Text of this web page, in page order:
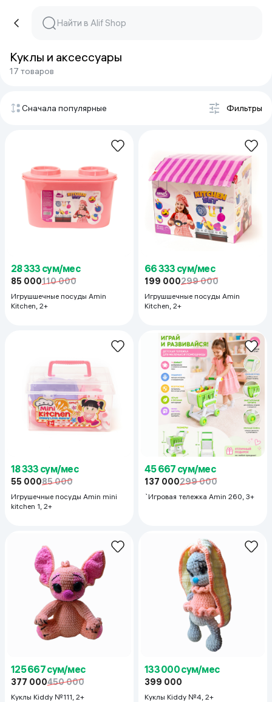
Куклы и аксессуары
17 товаров
Сначала популярные Фильтры
28 333 сум/мес
85 000110 000
Игрушшечные посуды Amin
Kitchen, 2+
66 333 сум/мес
199 000299 000
Игрушшечные посуды Amin
Kitchen, 2+
18 333 сум/мес
55 00085 000
Игрушечные посуды Amin mini
kitchen 1, 2+
45 667 сум/мес
137 000299 000
`Игровая тележка Amin 260, 3+
125 667 сум/мес
377 000450 000
Куклы Kiddy №111, 2+
133 000 сум/мес
399 000
Куклы Kiddy №4, 2+